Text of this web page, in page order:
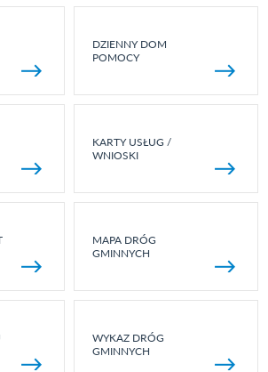
DZIENNY DOM
POMOCY
KARTY USŁUG /
WNIOSKI
MAPA DRÓG
GMINNYCH
WYKAZ DRÓG
GMINNYCH